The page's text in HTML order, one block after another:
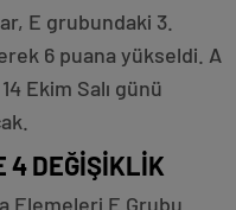
E grubundaki 3.
6 puana yükseldi. A
Ekim Salı günü
4 DEĞİŞİKLİK
Elemeleri E Grubu